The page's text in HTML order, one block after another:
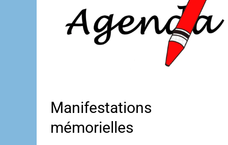
résistance
à
Montpellier
Manifestations
mémorielles